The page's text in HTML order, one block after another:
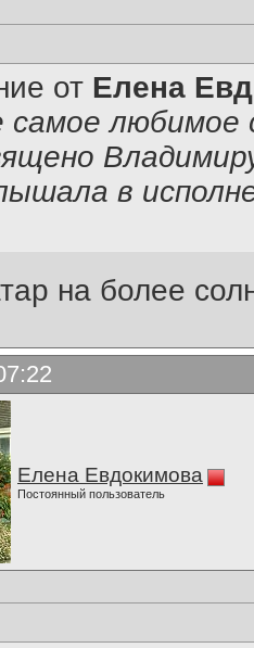
от Елена
любимое
в
на более
Елена Евдокимова
Постоянный пользователь